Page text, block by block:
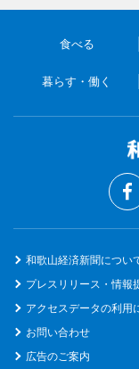
食べる
暮らす・働く
和歌山経済新聞につい
プレスリリース・情報
アクセスデータの利用
お問い合わせ
広告のご案内